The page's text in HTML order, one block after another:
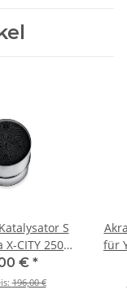
S
CITY 250 -
(P-KAT-
€ *
196,00 €
für